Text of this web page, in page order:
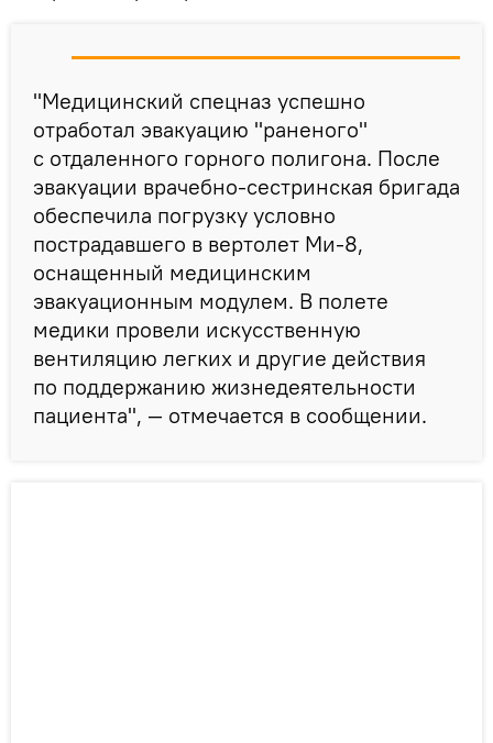
"Медицинский спецназ успешно
отработал эвакуацию "раненого"
с отдаленного горного полигона. После
эвакуации врачебно-сестринская бригада
обеспечила погрузку условно
пострадавшего в вертолет Ми-8,
оснащенный медицинским
эвакуационным модулем. В полете
медики провели искусственную
вентиляцию легких и другие действия
по поддержанию жизнедеятельности
пациента", — отмечается в сообщении.